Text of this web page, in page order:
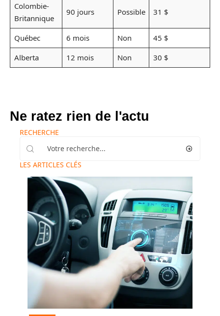
Colombie-
Britannique
90 jours Possible 31 $
Québec 6 mois Non
45 $
Alberta
12 mois Non 30 $
Ne ratez rien de l'actu
RECHERCHE
LES ARTICLES CLÉS